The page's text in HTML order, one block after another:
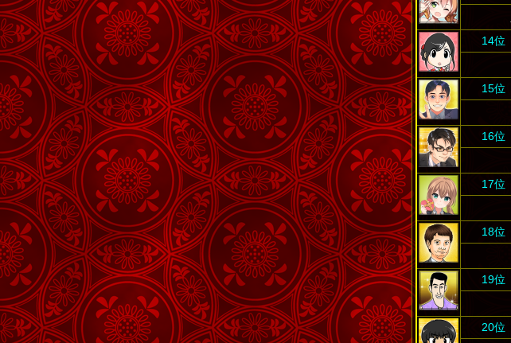
14位
15位
16位
17位
18位
19位
20位